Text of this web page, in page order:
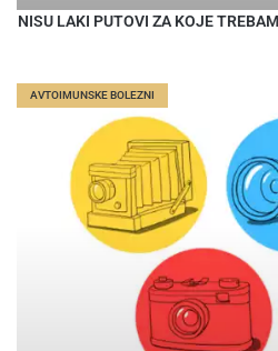
NISU LAKI PUTOVI ZA KOJE
AVTOIMUNSKE BOLEZNI